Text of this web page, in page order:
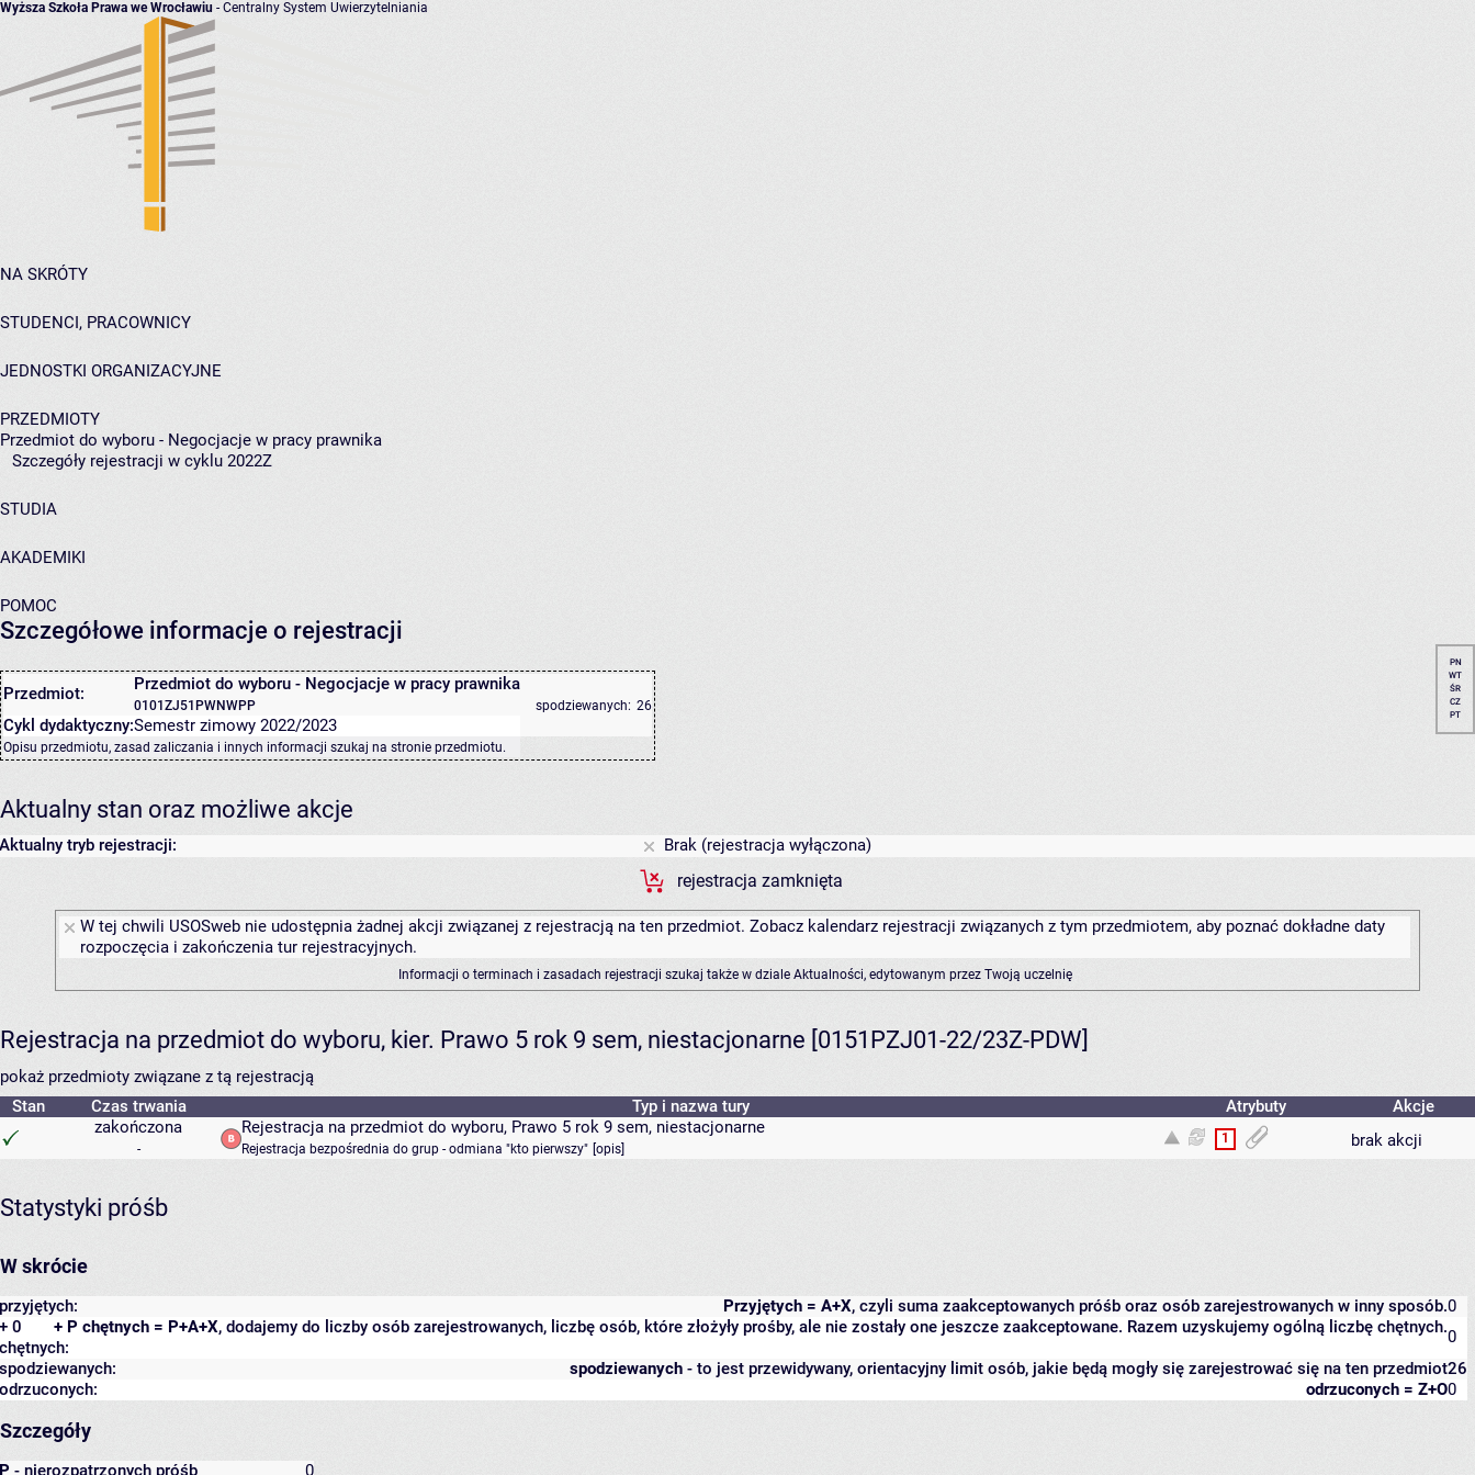
Wyższa Szkoła Prawa we Wrocławiu - Centralny System Uwierzytelniania
NA SKRÓTY
STUDENCI, PRACOWNICY
JEDNOSTKI ORGANIZACYJNE
PRZEDMIOTY
Przedmiot do wyboru - Negocjacje w pracy prawnika
Szczegóły rejestracji w cyklu 2022Z
STUDIA
AKADEMIKI
POMOC
Szczegółowe informacje o rejestracji
Przedmiot: Przedmiot do wyboru - Negocjacje w pracy prawnika
0101ZJ51PWNWPP spodziewanych: 26
Cykl dydaktyczny:Semestr zimowy 2022/2023
Opisu przedmiotu, zasad zaliczania i innych informacji szukaj na stronie przedmiotu.
PN
WT
ŚR
CZ
PT
Aktualny stan oraz możliwe akcje
Aktualny tryb rejestracji:
Brak (rejestracja wyłączona)
rejestracja zamknięta
W tej chwili USOSweb nie udostępnia żadnej akcji związanej z rejestracją na ten przedmiot. Zobacz kalendarz rejestracji związanych z tym przedmiotem, aby poznać dokładne daty
rozpoczęcia i zakończenia tur rejestracyjnych.
Informacji o terminach i zasadach rejestracji szukaj także w dziale Aktualności, edytowanym przez Twoją uczelnię
Rejestracja na przedmiot do wyboru, kier. Prawo 5 rok 9 sem, niestacjonarne [0151PZJ01-22/23Z-PDW]
pokaż przedmioty związane z tą rejestracją
Stan
Czas trwania Typ i nazwa tury Atrybuty
Akcje
zakończona
-
Rejestracja na przedmiot do wyboru, Prawo 5 rok 9 sem, niestacjonarne
Rejestracja bezpośrednia do grup - odmiana "kto pierwszy" opis
1 brak akcji
Statystyki próśb
W skrócie
Przyjętych = A+X, czyli suma zaakceptowanych próśb oraz osób zarejestrowanych w inny sposób.
przyjętych:
0
+ P chętnych = P+A+X, dodajemy do liczby osób zarejestrowanych, liczbę osób, które złożyły prośby, ale nie zostały one jeszcze zaakceptowane. Razem uzyskujemy ogólną liczbę chętnych.
+ 0
chętnych:
0
spodziewanych - to jest przewidywany, orientacyjny limit osób, jakie będą mogły się zarejestrować się na ten przedmiot
spodziewanych:
26
odrzuconych = Z+O
odrzuconych: 0
Szczegóły
P - nierozpatrzonych próśb 0